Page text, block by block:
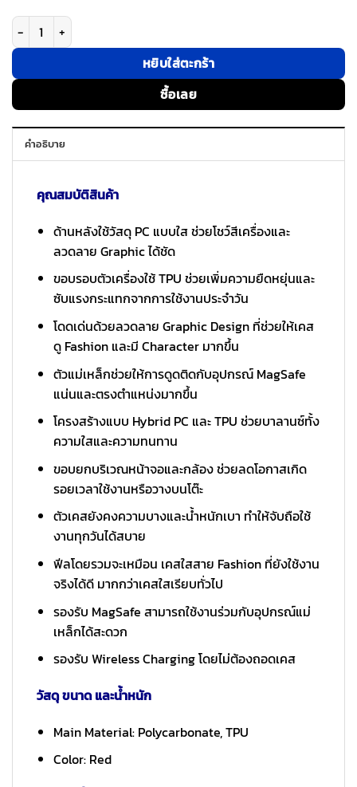
จำนวน Simply Roar รุ่น Super Magnetic Case - เคส iPhone 17 - สี Red
หยิบใส่ตะกร้า
ซื้อเลย
คำอธิบาย
คุณสมบัติสินค้า
ด้านหลังใช้วัสดุ PC แบบใส ช่วยโชว์สีเครื่องและ
ลวดลาย Graphic ได้ชัด
ขอบรอบตัวเครื่องใช้ TPU ช่วยเพิ่มความยืดหยุ่นและ
ซับแรงกระแทกจากการใช้งานประจำวัน
โดดเด่นด้วยลวดลาย Graphic Design ที่ช่วยให้เคส
ดู Fashion และมี Character มากขึ้น
ตัวแม่เหล็กช่วยให้การดูดติดกับอุปกรณ์ MagSafe
แน่นและตรงตำแหน่งมากขึ้น
โครงสร้างแบบ Hybrid PC และ TPU ช่วยบาลานซ์ทั้ง
ความใสและความทนทาน
ขอบยกบริเวณหน้าจอและกล้อง ช่วยลดโอกาสเกิด
รอยเวลาใช้งานหรือวางบนโต๊ะ
ตัวเคสยังคงความบางและน้ำหนักเบา ทำให้จับถือใช้
งานทุกวันได้สบาย
ฟีลโดยรวมจะเหมือน เคสใสสาย Fashion ที่ยังใช้งาน
จริงได้ดี มากกว่าเคสใสเรียบทั่วไป
รองรับ MagSafe สามารถใช้งานร่วมกับอุปกรณ์แม่
เหล็กได้สะดวก
รองรับ Wireless Charging โดยไม่ต้องถอดเคส
วัสดุ ขนาด และน้ำหนัก
Main Material: Polycarbonate, TPU
Color: Red